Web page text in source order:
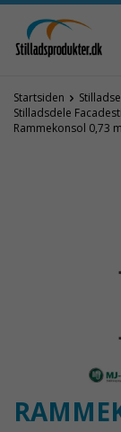
Startsiden
Stilladsdele
Rammekonsol 0,73 m